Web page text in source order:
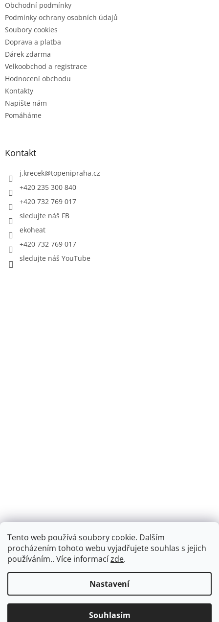
Tento web používá soubory cookie. Dalším
procházením tohoto webu vyjadřujete souhlas s jejich
používáním.. Více informacízde.
Nastavení
Souhlasím
Dárek k objednávce nad 2000Kč. Doprava ZDARMA při nákupu
Obchodní podmínky
Podmínky ochrany osobních údajů
Soubory cookies
Doprava a platba
Dárek zdarma
Velkoobchod a registrace
Hodnocení obchodu
Kontakty
Napište nám
Pomáháme
Kontakt
j.krecek@topenipraha.cz
+420 235 300 840
+420 732 769 017
sledujte náš FB
ekoheat
+420 732 769 017
sledujte náš YouTube
Montáž podlahového topení - EKOTERM s.r.o.
Vytvořil Shoptet
ekotermpraha.cz. Všechna práva vyhrazena.